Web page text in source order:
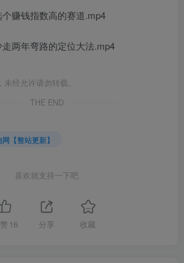
赚钱指数高的赛道.mp4
两年弯路的定位大法.mp4
经允许请勿转载。
THE END
网【整站更新】
喜欢就支持一下吧
16 分享 收藏